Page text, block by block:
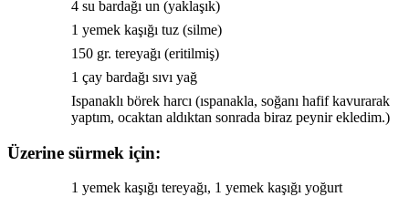
4 su bardağı un (yaklaşık)
1 yemek kaşığı tuz (silme)
150 gr. tereyağı (eritilmiş)
1 çay bardağı sıvı yağ
Ispanaklı börek harcı (ıspanakla, soğanı hafif kavurarak
yaptım, ocaktan aldıktan sonrada biraz peynir ekledim.)
Üzerine sürmek için:
1 yemek kaşığı tereyağı, 1 yemek kaşığı yoğurt